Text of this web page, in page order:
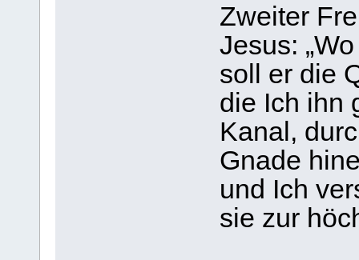
Zweiter
Jesus:
soll er die
die Ich ihn
Kanal,
Gnade
und Ich
sie zur